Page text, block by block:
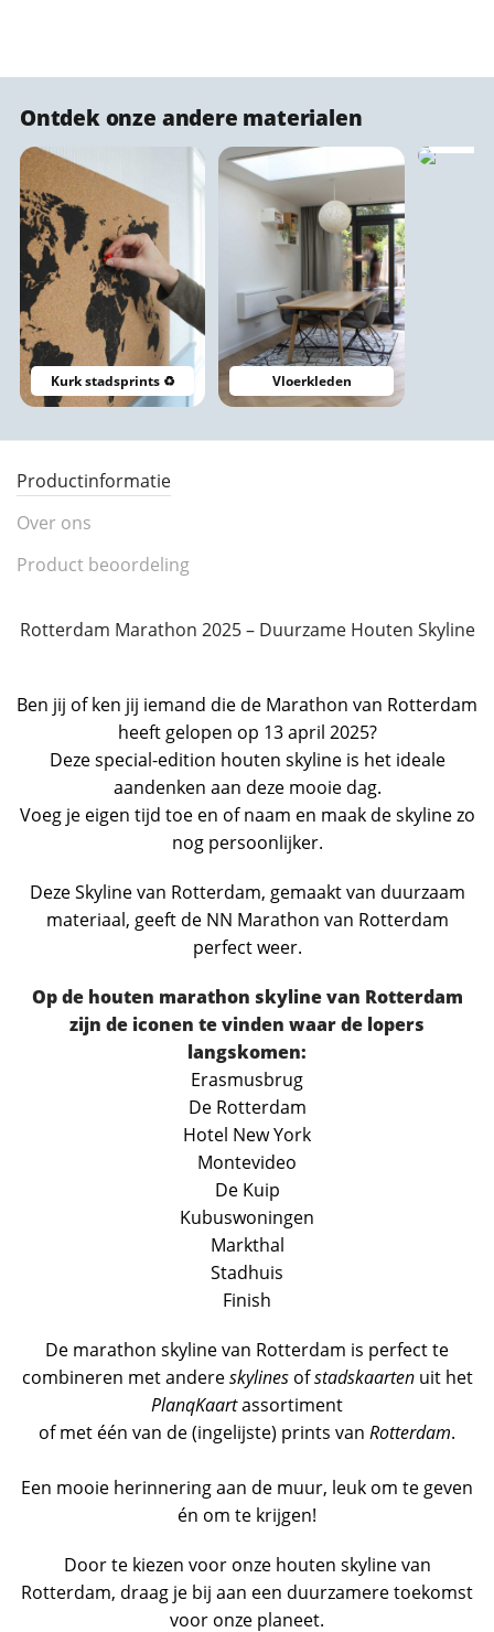
Ontdek onze andere materialen
Kurk stadsprints ♻️ Vloerkleden
Productinformatie
Over ons
Product beoordeling
Rotterdam Marathon 2025 – Duurzame Houten Skyline
Ben jij of ken jij iemand die de Marathon van Rotterdam
heeft gelopen op 13 april 2025?
Deze special-edition houten skyline is het ideale
aandenken aan deze mooie dag.
Voeg je eigen tijd toe en of naam en maak de skyline zo
nog persoonlijker.
Deze Skyline van Rotterdam, gemaakt van duurzaam
materiaal, geeft de NN Marathon van Rotterdam
perfect weer.
Op de houten marathon skyline van Rotterdam
zijn de iconen te vinden waar de lopers
langskomen:
Erasmusbrug
De Rotterdam
Hotel New York
Montevideo
De Kuip
Kubuswoningen
Markthal
Stadhuis
Finish
De marathon skyline van Rotterdam is perfect te
combineren met andereskylinesofstadskaartenuit het
PlanqKaartassortiment
of met één van de (ingelijste) prints van Rotterdam.
Een mooie herinnering aan de muur, leuk om te geven
én om te krijgen!
Door te kiezen voor onze houten skyline van
Rotterdam, draag je bij aan een duurzamere toekomst
voor onze planeet.